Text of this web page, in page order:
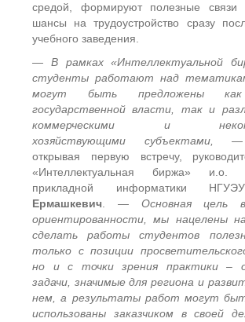
средой, формируют полезные
шансы на трудоустройство сразу
учебного заведения.
— В рамках «Интеллектуальной
студенты работают над
могут быть предложены как
государственной власти, так и
коммерческими и
хозяйствующими субъектами, —
открывая первую встречу,
«Интеллектуальная биржа» и.о.
прикладной информатики
Ермашкевич
— Основная цель
ориентированности, мы нацелены
сделать работы студентов
только с позиции
но и с точки зрения практики –
задачи, значимые для региона и
нем, а результаты работ могут
использованы заказчиком в своей